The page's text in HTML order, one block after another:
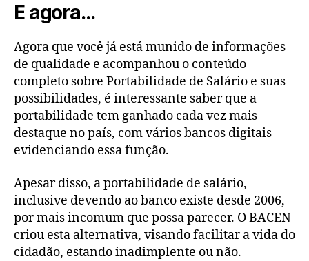
E agora…
Agora que você já está munido de informações
de qualidade e acompanhou o conteúdo
completo sobre Portabilidade de Salário e suas
possibilidades, é interessante saber que a
portabilidade tem ganhado cada vez mais
destaque no país, com vários bancos digitais
evidenciando essa função.
Apesar disso, a portabilidade de salário,
inclusive devendo ao banco existe desde 2006,
por mais incomum que possa parecer. O BACEN
criou esta alternativa, visando facilitar a vida do
cidadão, estando inadimplente ou não.